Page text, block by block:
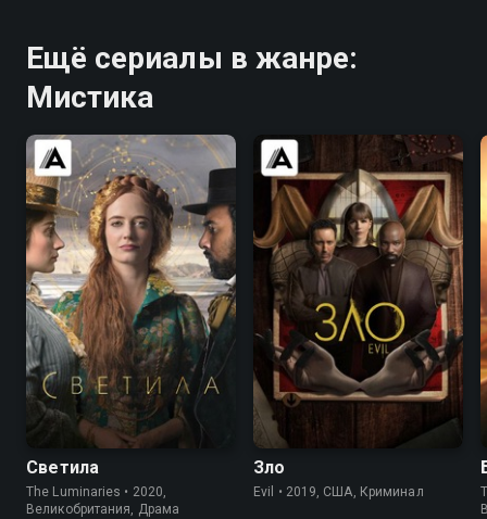
Ещё сериалы в жанре:
Мистика
7.0 6.4
Светила
The Luminaries • 2020,
Великобритания, Драма
7.7
Зло
Evil • 2019, США, Криминал